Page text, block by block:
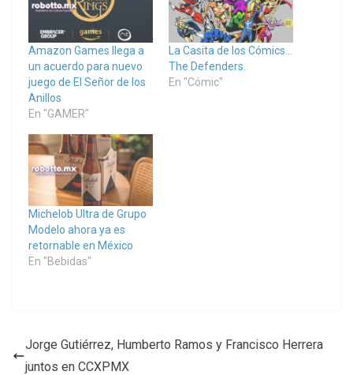
Amazon Games llega a
un acuerdo para nuevo
juego de El Señor de los
Anillos
En "GAMER"
La Casita de los Cómics…
The Defenders.
En "Cómic"
Michelob Ultra de Grupo
Modelo ahora ya es
retornable en México
En "Bebidas"
Jorge Gutiérrez, Humberto Ramos y Francisco Herrera
juntos en CCXPMX